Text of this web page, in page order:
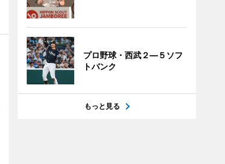
プロ野球・西武２―５ソフ
トバンク
もっと見る